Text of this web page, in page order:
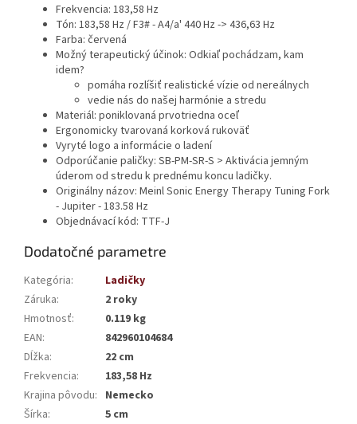
Frekvencia: 183,58 Hz
Tón: 183,58 Hz / F3# - A4/a' 440 Hz -> 436,63 Hz
Farba: červená
Možný terapeutický účinok: Odkiaľ pochádzam, kam
idem?
pomáha rozlíšiť realistické vízie od nereálnych
vedie nás do našej harmónie a stredu
Materiál: poniklovaná prvotriedna oceľ
Ergonomicky tvarovaná korková rukoväť
Vyryté logo a informácie o ladení
Odporúčanie paličky: SB-PM-SR-S > Aktivácia jemným
úderom od stredu k prednému koncu ladičky.
Originálny názov: Meinl Sonic Energy Therapy Tuning Fork
- Jupiter - 183.58 Hz
Objednávací kód: TTF-J
Dodatočné parametre
Kategória:
Ladičky
Záruka:
2 roky
Hmotnosť:
0.119 kg
EAN:
842960104684
Dĺžka:
22 cm
Frekvencia:
183,58 Hz
Krajina pôvodu: Nemecko
Šírka:
5 cm